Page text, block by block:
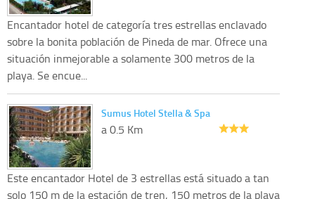
Encantador hotel de categoría tres estrellas enclavado
sobre la bonita población de Pineda de mar. Ofrece una
situación inmejorable a solamente 300 metros de la
playa. Se encue...
Sumus Hotel Stella & Spa
a 0.5 Km
Este encantador Hotel de 3 estrellas está situado a tan
solo 150 m de la estación de tren, 150 metros de la playa